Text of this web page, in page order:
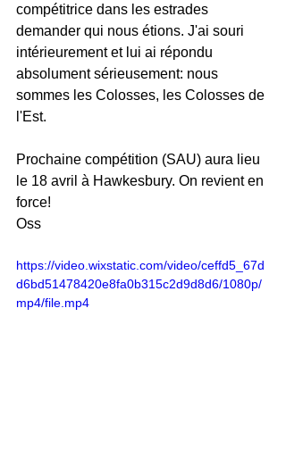
compétitrice dans les estrades
demander qui nous étions. J'ai souri
intérieurement et lui ai répondu
absolument sérieusement: nous
sommes les Colosses, les Colosses de
l'Est.
Prochaine compétition (SAU) aura lieu
le 18 avril à Hawkesbury. On revient en
force!
Oss
https://video.wixstatic.com/video/ceffd5_67d
d6bd51478420e8fa0b315c2d9d8d6/1080p/
mp4/file.mp4